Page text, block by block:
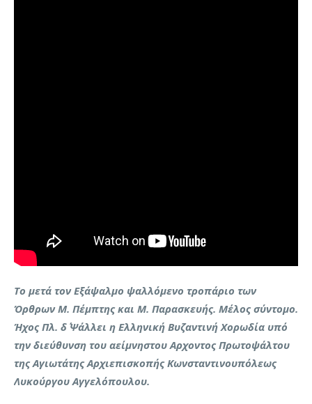
Το μετά τον Εξάψαλμο ψαλλόμενο τροπάριο των
Όρθρων Μ. Πέμπτης και Μ. Παρασκευής. Μέλος σύντομο.
Ήχος Πλ. δ΄ Ψάλλει η Ελληνική Βυζαντινή Χορωδία υπό
την διεύθυνση του αείμνηστου Αρχοντος Πρωτοψάλτου
της Αγιωτάτης Αρχιεπισκοπής Κωνσταντινουπόλεως
Λυκούργου Αγγελόπουλου.